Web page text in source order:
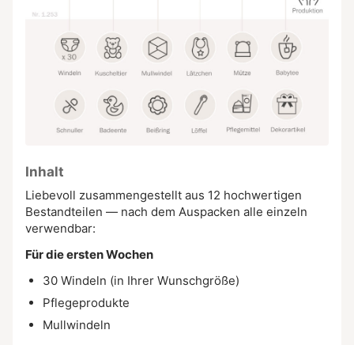
Inhalt
Liebevoll zusammengestellt aus 12 hochwertigen
Bestandteilen — nach dem Auspacken alle einzeln
verwendbar:
Für die ersten Wochen
30 Windeln (in Ihrer Wunschgröße)
Pflegeprodukte
Mullwindeln